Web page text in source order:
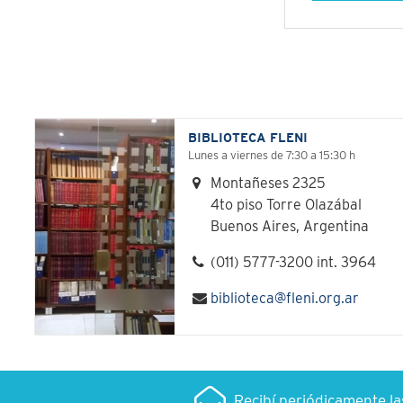
BIBLIOTECA FLENI
Lunes a viernes de 7:30 a 15:30 h
Montañeses 2325
4to piso Torre Olazábal
Buenos Aires, Argentina
(011) 5777-3200 int. 3964
biblioteca@fleni.org.ar